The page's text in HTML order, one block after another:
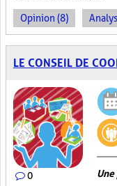
Opinion (8)
LE CONSEIL DE
0